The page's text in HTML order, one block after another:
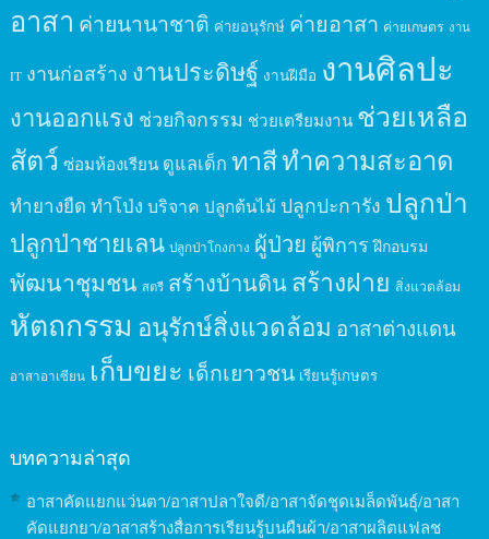
อาสา ค่ายนานาชาติ ค่ายอนุรักษ์ ค่ายอาสา ค่ายเกษตร งาน
IT งานก่อสร้าง งานประดิษฐ์ งานฝีมือ งานศิลปะ
งานออกแรง ช่วยกิจกรรม ช่วยเตรียมงาน ช่วยเหลือ
สัตว์ ซ่อมห้องเรียน ดูแลเด็ก ทาสีทำความสะอาด
ทำยางยืด ทำโป่ง บริจาค ปลูกต้นไม้ ปลูกปะการัง ปลูกป่า
ปลูกป่าชายเลน ปลูกป่าโกงกาง ผู้ป่วย ผู้พิการ ฝึกอบรม
พัฒนาชุมชน สตรี สร้างบ้านดินสร้างฝาย สิ่งแวดล้อม
หัตถกรรม อนุรักษ์สิ่งแวดล้อม อาสาต่างแดน
อาสาอาเซียน เก็บขยะ เด็กเยาวชน เรียนรู้เกษตร
บทความล่าสุด
อาสาคัดแยกแว่นตา/อาสาปลาใจดี/อาสาจัดชุดเมล็ดพันธุ์/อาสา
คัดแยกยา/อาสาสร้างสื่อการเรียนรู้บนผืนผ้า/อาสาผลิตแฟลช